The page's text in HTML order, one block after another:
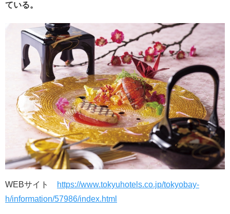
ている。
WEBサイト
https://www.tokyuhotels.co.jp/tokyobay-
h/information/57986/index.html